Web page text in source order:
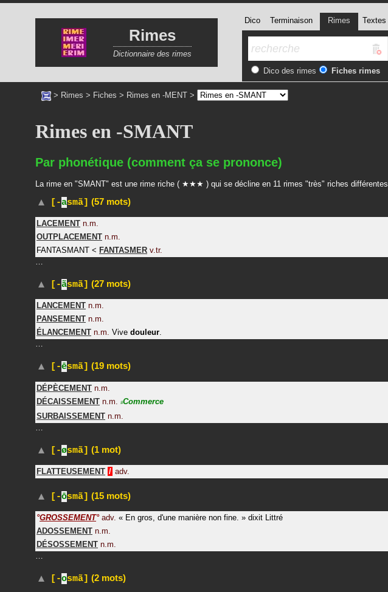
Rimes
Dictionnaire des rimes
Dico Terminaison Rimes Textes
Dico des rimes Fiches rimes
> Rimes > Fiches > Rimes en -MENT >
Rimes en -SMANT
Par phonétique (comment ça se prononce)
La rime en "SMANT" est une rime riche ( ★★★ ) qui se décline en 11 rimes "très" riches différentes
[-asmã] (57 mots)
LACEMENT n.m.
OUTPLACEMENT n.m.
FANTASMANT < FANTASMER v.tr.
…
[-ãsmã] (27 mots)
LANCEMENT n.m.
PANSEMENT n.m.
ÉLANCEMENT n.m. Vive douleur.
…
[-ēsmã] (19 mots)
DÉPÈCEMENT n.m.
DÉCAISSEMENT n.m. #Commerce
SURBAISSEMENT n.m.
[-øsmã] (1 mot)
FLATTEUSEMENT / adv.
[-ōsmã] (15 mots)
°GROSSEMENT° adv. « En gros, d'une manière non fine. » dixit Littré
ADOSSEMENT n.m.
DÉSOSSEMENT n.m.
…
[-osmã] (2 mots)